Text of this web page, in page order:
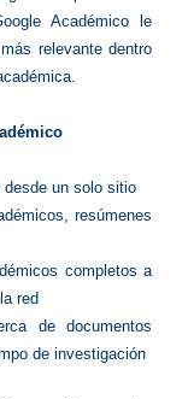
Académico le
relevante dentro
un solo sitio
resúmenes
completos a
red
de documentos
de investigación